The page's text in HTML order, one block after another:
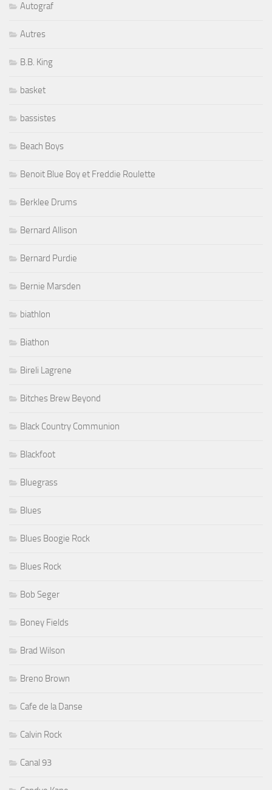
Autograf
Autres
B.B. King
basket
bassistes
Beach Boys
Benoit Blue Boy et Freddie Roulette
Berklee Drums
Bernard Allison
Bernard Purdie
Bernie Marsden
biathlon
Biathon
Bireli Lagrene
Bitches Brew Beyond
Black Country Communion
Blackfoot
Bluegrass
Blues
Blues Boogie Rock
Blues Rock
Bob Seger
Boney Fields
Brad Wilson
Breno Brown
Cafe de la Danse
Calvin Rock
Canal 93